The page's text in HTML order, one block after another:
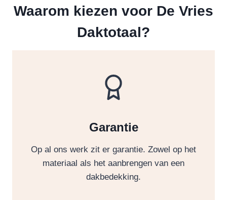
Waarom kiezen voor De Vries
Daktotaal?
Garantie
Op al ons werk zit er garantie. Zowel op het
materiaal als het aanbrengen van een
dakbedekking.